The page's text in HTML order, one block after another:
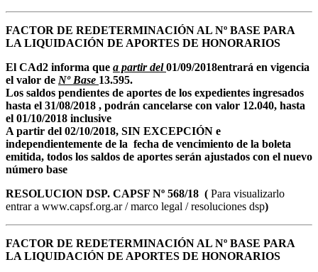
FACTOR DE REDETERMINACIÓN AL Nº BASE PARA
LA LIQUIDACIÓN DE APORTES DE HONORARIOS
El CAd2 informa que a partir del01/09/2018entrará en vigencia
el valor de Nº Base 13.595.
Los saldos pendientes de aportes de los expedientes ingresados
hasta el 31/08/2018 , podrán cancelarse con valor 12.040, hasta
el 01/10/2018 inclusive
A partir del 02/10/2018, SIN EXCEPCIÓN e
independientemente de la fecha de vencimiento de la boleta
emitida, todos los saldos de aportes serán ajustados con el nuevo
número base
RESOLUCION DSP. CAPSF Nº 568/18 ( Para visualizarlo
entrar a www.capsf.org.ar / marco legal / resoluciones dsp)
FACTOR DE REDETERMINACIÓN AL Nº BASE PARA
LA LIQUIDACIÓN DE APORTES DE HONORARIOS